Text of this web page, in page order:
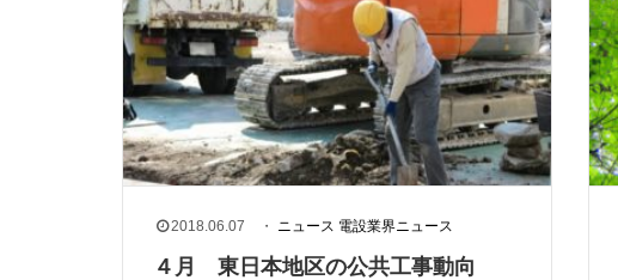
2018.06.07 ・ ニュース 電設業界ニュース
４月 東日本地区の公共工事動向